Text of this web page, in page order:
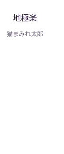
地極楽
猫まみれ太郎